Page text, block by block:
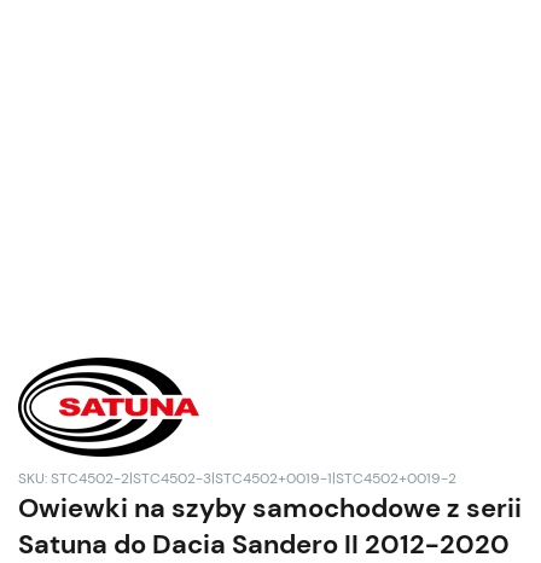
SKU: STC4502-2|STC4502-3|STC4502+0019-1|STC4502+0019-2
Owiewki na szyby samochodowe z serii
Satuna do Dacia Sandero II 2012-2020